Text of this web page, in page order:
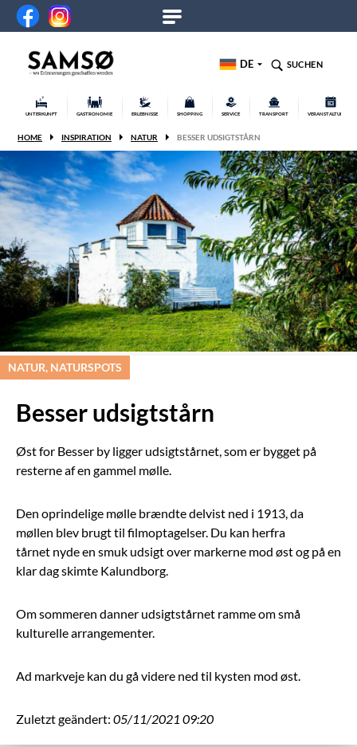
DE SUCHEN
UNTERKUNFT GASTRONOMIE ERLEBNISSE SHOPPING SERVICE TRANSPORT VERANSTALTUNGEN
HOME INSPIRATION NATUR BESSER UDSIGTSTÅRN
NATUR, NATURSPOTS
Besser udsigtstårn
Øst for Besser by ligger udsigtstårnet, som er bygget på
resterne af en gammel mølle.
Den oprindelige mølle brændte delvist ned i 1913, da
møllen blev brugt til filmoptagelser. Du kan herfra
tårnet nyde en smuk udsigt over markerne mod øst og på en
klar dag skimte Kalundborg.
Om sommeren danner udsigtstårnet ramme om små
kulturelle arrangementer.
Ad markveje kan du gå videre ned til kysten mod øst.
Zuletzt geändert: 05/11/2021 09:20